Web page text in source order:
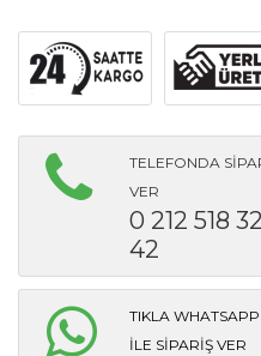
TELEFONDA
VER
0 212 518 32
42
TIKLA WHATSAPP
İLE SİPARİŞ VER